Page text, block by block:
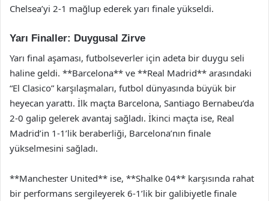
Chelsea’yi 2-1 mağlup ederek yarı finale yükseldi.
Yarı Finaller: Duygusal Zirve
Yarı final aşaması, futbolseverler için adeta bir duygu seli
haline geldi. **Barcelona** ve **Real Madrid** arasındaki
“El Clasico” karşılaşmaları, futbol dünyasında büyük bir
heyecan yarattı. İlk maçta Barcelona, Santiago Bernabeu’da
2-0 galip gelerek avantaj sağladı. İkinci maçta ise, Real
Madrid’in 1-1’lik beraberliği, Barcelona’nın finale
yükselmesini sağladı.
**Manchester United** ise, **Shalke 04** karşısında rahat
bir performans sergileyerek 6-1’lik bir galibiyetle finale